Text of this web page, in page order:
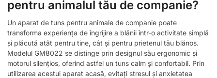
pentru animalul tău de companie?
Un aparat de tuns pentru animale de companie poate
transforma experiența de îngrijire a blănii într-o activitate simplă
și plăcută atât pentru tine, cât și pentru prietenul tău blănos.
Modelul GM8022 se distinge prin designul său ergonomic și
motorul silențios, oferind astfel un tuns calm și confortabil. Prin
utilizarea acestui aparat acasă, evitați stresul și anxietatea